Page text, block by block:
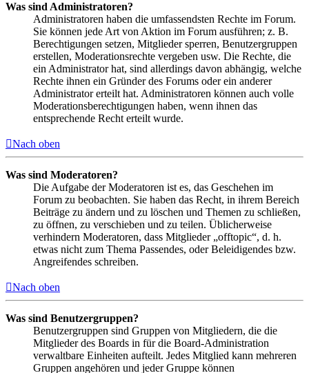
Was sind Administratoren?
Administratoren haben die umfassendsten Rechte im Forum.
Sie können jede Art von Aktion im Forum ausführen; z. B.
Berechtigungen setzen, Mitglieder sperren, Benutzergruppen
erstellen, Moderationsrechte vergeben usw. Die Rechte, die
ein Administrator hat, sind allerdings davon abhängig, welche
Rechte ihnen ein Gründer des Forums oder ein anderer
Administrator erteilt hat. Administratoren können auch volle
Moderationsberechtigungen haben, wenn ihnen das
entsprechende Recht erteilt wurde.
Nach oben
Was sind Moderatoren?
Die Aufgabe der Moderatoren ist es, das Geschehen im
Forum zu beobachten. Sie haben das Recht, in ihrem Bereich
Beiträge zu ändern und zu löschen und Themen zu schließen,
zu öffnen, zu verschieben und zu teilen. Üblicherweise
verhindern Moderatoren, dass Mitglieder „offtopic“, d. h.
etwas nicht zum Thema Passendes, oder Beleidigendes bzw.
Angreifendes schreiben.
Nach oben
Was sind Benutzergruppen?
Benutzergruppen sind Gruppen von Mitgliedern, die die
Mitglieder des Boards in für die Board-Administration
verwaltbare Einheiten aufteilt. Jedes Mitglied kann mehreren
Gruppen angehören und jeder Gruppe können